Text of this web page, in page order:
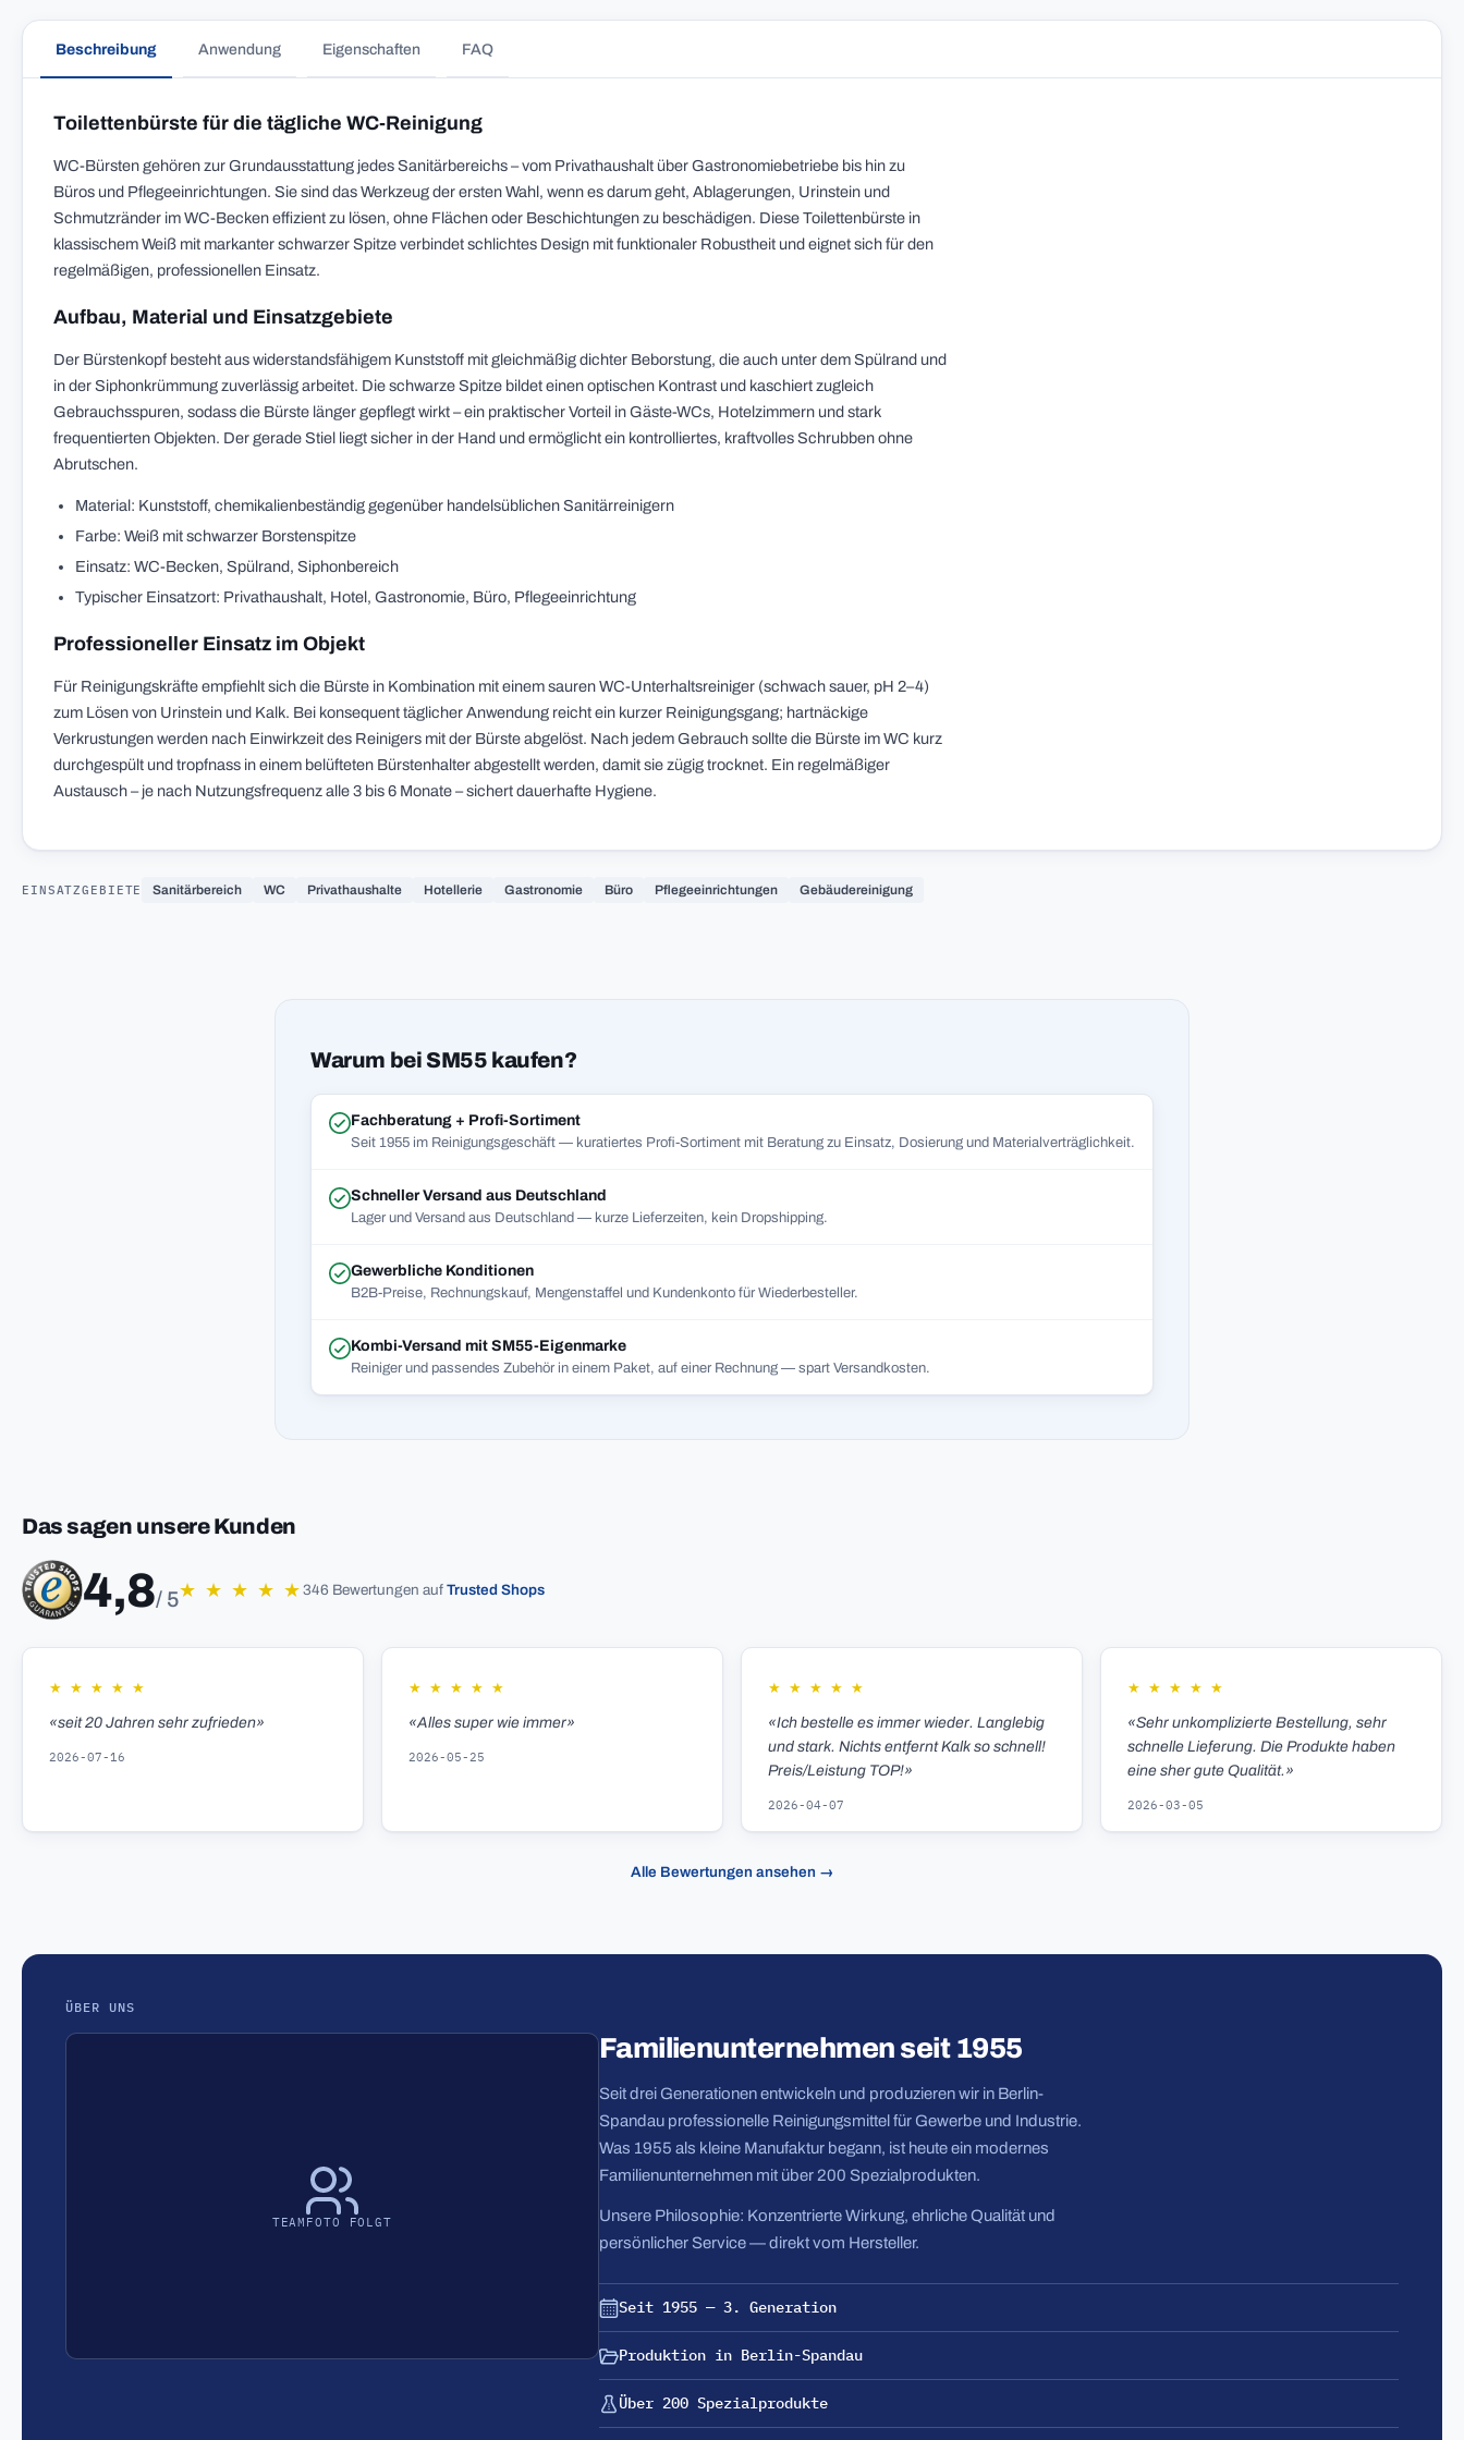
Beschreibung Anwendung Eigenschaften FAQ
Toilettenbürste für die tägliche WC-Reinigung
WC-Bürsten gehören zur Grundausstattung jedes Sanitärbereichs – vom Privathaushalt über Gastronomiebetriebe bis hin zu
Büros und Pflegeeinrichtungen. Sie sind das Werkzeug der ersten Wahl, wenn es darum geht, Ablagerungen, Urinstein und
Schmutzränder im WC-Becken effizient zu lösen, ohne Flächen oder Beschichtungen zu beschädigen. Diese Toilettenbürste in
klassischem Weiß mit markanter schwarzer Spitze verbindet schlichtes Design mit funktionaler Robustheit und eignet sich für den
regelmäßigen, professionellen Einsatz.
Aufbau, Material und Einsatzgebiete
Der Bürstenkopf besteht aus widerstandsfähigem Kunststoff mit gleichmäßig dichter Beborstung, die auch unter dem Spülrand und
in der Siphonkrümmung zuverlässig arbeitet. Die schwarze Spitze bildet einen optischen Kontrast und kaschiert zugleich
Gebrauchsspuren, sodass die Bürste länger gepflegt wirkt – ein praktischer Vorteil in Gäste-WCs, Hotelzimmern und stark
frequentierten Objekten. Der gerade Stiel liegt sicher in der Hand und ermöglicht ein kontrolliertes, kraftvolles Schrubben ohne
Abrutschen.
Material: Kunststoff, chemikalienbeständig gegenüber handelsüblichen Sanitärreinigern
Farbe: Weiß mit schwarzer Borstenspitze
Einsatz: WC-Becken, Spülrand, Siphonbereich
Typischer Einsatzort: Privathaushalt, Hotel, Gastronomie, Büro, Pflegeeinrichtung
Professioneller Einsatz im Objekt
Für Reinigungskräfte empfiehlt sich die Bürste in Kombination mit einem sauren WC-Unterhaltsreiniger (schwach sauer, pH 2–4)
zum Lösen von Urinstein und Kalk. Bei konsequent täglicher Anwendung reicht ein kurzer Reinigungsgang; hartnäckige
Verkrustungen werden nach Einwirkzeit des Reinigers mit der Bürste abgelöst. Nach jedem Gebrauch sollte die Bürste im WC kurz
durchgespült und tropfnass in einem belüfteten Bürstenhalter abgestellt werden, damit sie zügig trocknet. Ein regelmäßiger
Austausch – je nach Nutzungsfrequenz alle 3 bis 6 Monate – sichert dauerhafte Hygiene.
EINSATZGEBIETE Sanitärbereich WC Privathaushalte Hotellerie Gastronomie Büro Pflegeeinrichtungen Gebäudereinigung
Warum bei SM55 kaufen?
Fachberatung + Profi-Sortiment
Seit 1955 im Reinigungsgeschäft — kuratiertes Profi-Sortiment mit Beratung zu Einsatz, Dosierung und Materialverträglichkeit.
Schneller Versand aus Deutschland
Lager und Versand aus Deutschland — kurze Lieferzeiten, kein Dropshipping.
Gewerbliche Konditionen
B2B-Preise, Rechnungskauf, Mengenstaffel und Kundenkonto für Wiederbesteller.
Kombi-Versand mit SM55-Eigenmarke
Reiniger und passendes Zubehör in einem Paket, auf einer Rechnung — spart Versandkosten.
Das sagen unsere Kunden
4,8/ 5★ ★ ★ ★ ★346 Bewertungen aufTrusted Shops
★ ★ ★ ★ ★
«seit 20 Jahren sehr zufrieden»
2026-07-16
★ ★ ★ ★ ★
«Alles super wie immer»
2026-05-25
★ ★ ★ ★ ★
«Ich bestelle es immer wieder. Langlebig
und stark. Nichts entfernt Kalk so schnell!
Preis/Leistung TOP!»
2026-04-07
★ ★ ★ ★ ★
«Sehr unkomplizierte Bestellung, sehr
schnelle Lieferung. Die Produkte haben
eine sher gute Qualität.»
2026-03-05
Alle Bewertungen ansehen →
ÜBER UNS
TEAMFOTO FOLGT
Familienunternehmen seit 1955
Seit drei Generationen entwickeln und produzieren wir in Berlin-
Spandau professionelle Reinigungsmittel für Gewerbe und Industrie.
Was 1955 als kleine Manufaktur begann, ist heute ein modernes
Familienunternehmen mit über 200 Spezialprodukten.
Unsere Philosophie: Konzentrierte Wirkung, ehrliche Qualität und
persönlicher Service — direkt vom Hersteller.
Seit 1955 — 3. Generation
Produktion in Berlin-Spandau
Über 200 Spezialprodukte